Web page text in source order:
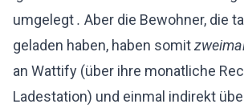
umgelegt. Aber die Bewohner, die
geladen haben, haben somit
an Wattify (über ihre monatliche
Ladestation) und einmal indirekt